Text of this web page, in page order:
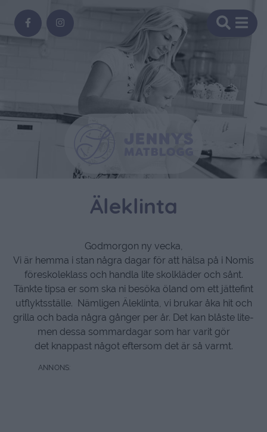
Äleklinta
Godmorgon ny vecka,
Vi är hemma i stan några dagar för att hälsa på i Nomis
föreskoleklass och handla lite skolkläder och sånt.
Tänkte tipsa er som ska ni besöka öland om ett jättefint
utflyktsställe. Nämligen Äleklinta, vi brukar åka hit och
grilla och bada några gånger per år. Det kan blåste lite-
men dessa sommardagar som har varit gör
det knappast något eftersom det är så varmt.